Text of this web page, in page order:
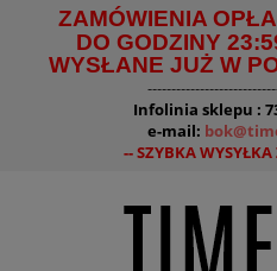
ZAMÓWIENIA
DO GODZINY
WYSŁANE JUŻ W
Infolinia sklepu :
e-mail:
-- SZYBKA WYSYŁKA